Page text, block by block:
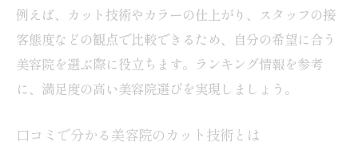
例えば、カット技術やカラーの仕上がり、スタッフの接
客態度などの観点で比較できるため、自分の希望に合う
美容院を選ぶ際に役立ちます。ランキング情報を参考
に、満足度の高い美容院選びを実現しましょう。
口コミで分かる美容院のカット技術とは